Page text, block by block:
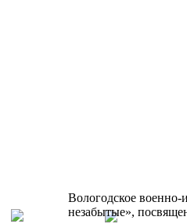
Вологодское военно-
незабытые»,